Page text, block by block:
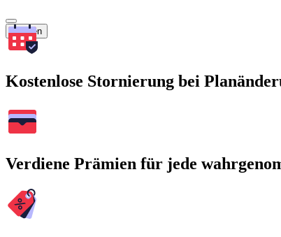
Suchen
Kostenlose Stornierung bei
Verdiene Prämien für jede